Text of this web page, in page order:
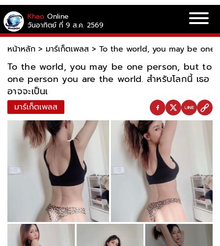
Khao Online
วันอาทิตย์ ที่ 9 ส.ค. 2569
หน้าหลัก > มาร์เก็ตเพลส > To the world, you may be one
To the world, you may be one person, but to
one person you are the world. สำหรับโลกนี้ เธอ
อาจจะเป็นเ
มาร์เก็ตเพลส